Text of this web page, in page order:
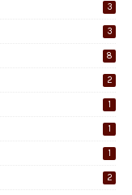
3
3
8
2
1
1
1
2